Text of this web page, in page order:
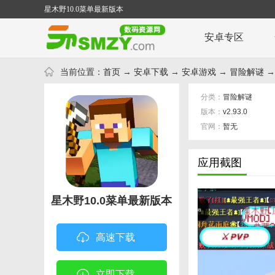
星木野10.0菜单最新版本
安卓专区
当前位置： 首页 → 安卓下载 → 安卓游戏 → 冒险解谜 →
星木野10.0菜单最新版本
高速下载
分类： 冒险解谜
版本： v2.93.0
官网： 暂无
应用截图